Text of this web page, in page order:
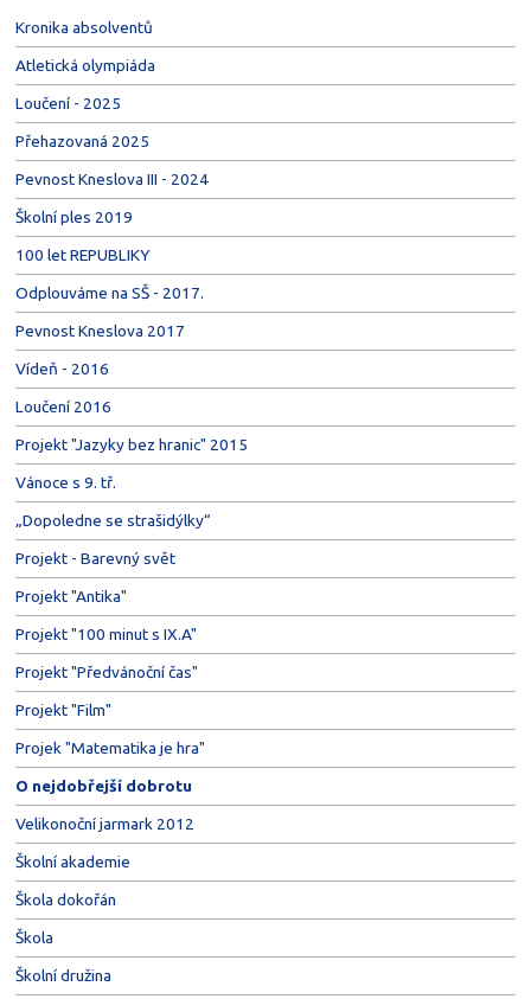
Kronika absolventů
Atletická olympiáda
Loučení - 2025
Přehazovaná 2025
Pevnost Kneslova III - 2024
Školní ples 2019
100 let REPUBLIKY
Odplouváme na SŠ - 2017.
Pevnost Kneslova 2017
Vídeň - 2016
Loučení 2016
Projekt "Jazyky bez hranic" 2015
Vánoce s 9. tř.
„Dopoledne se strašidýlky“
Projekt - Barevný svět
Projekt "Antika"
Projekt "100 minut s IX.A"
Projekt "Předvánoční čas"
Projekt "Film"
Projek "Matematika je hra"
O nejdobřejší dobrotu
Velikonoční jarmark 2012
Školní akademie
Škola dokořán
Škola
Školní družina